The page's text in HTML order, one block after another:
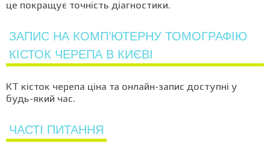
це покращує точність діагностики.
ЗАПИС НА КОМП’ЮТЕРНУ ТОМОГРАФІЮ
КІСТОК ЧЕРЕПА В КИЄВІ
КТ кісток черепа ціна та онлайн-запис доступні у
будь-який час.
ЧАСТІ ПИТАННЯ